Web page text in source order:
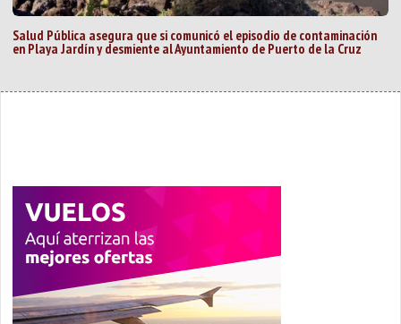
Salud Pública asegura que si comunicó el episodio de contaminación
en Playa Jardín y desmiente al Ayuntamiento de Puerto de la Cruz